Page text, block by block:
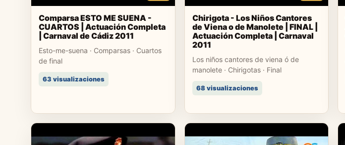
Comparsa ESTO ME SUENA -
CUARTOS | Actuación Completa
| Carnaval de Cádiz 2011
Esto-me-suena · Comparsas · Cuartos
de final
63 visualizaciones
Chirigota - Los Niños Cantores
de Viena o de Manolete | FINAL |
Actuación Completa | Carnaval
2011
Los niños cantores de viena ó de
manolete · Chirigotas · Final
68 visualizaciones